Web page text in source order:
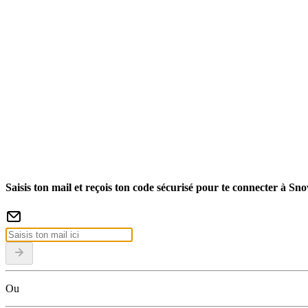
Saisis ton mail et reçois ton code sécurisé pour te connecter à
Ou